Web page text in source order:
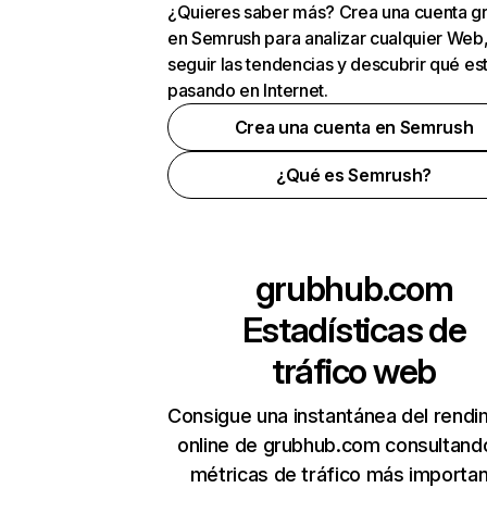
¿Quieres saber más? Crea una cuenta
en Semrush para analizar cualquier
seguir las tendencias y descubrir qué
pasando en Internet.
Crea una cuenta en Semrush
¿Qué es Semrush?
grubhub.com
Estadísticas de
tráfico web
Consigue una instantánea del
online de grubhub.com
métricas de tráfico más